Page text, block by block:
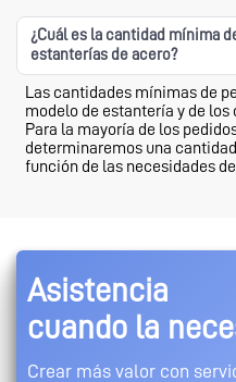
¿Cuál es la cantidad mínima
estanterías de acero?
Las cantidades mínimas de
modelo de estantería y de
Para la mayoría de los
determinaremos una
función de las necesidades
Asistencia
cuando la
Crear más valor con